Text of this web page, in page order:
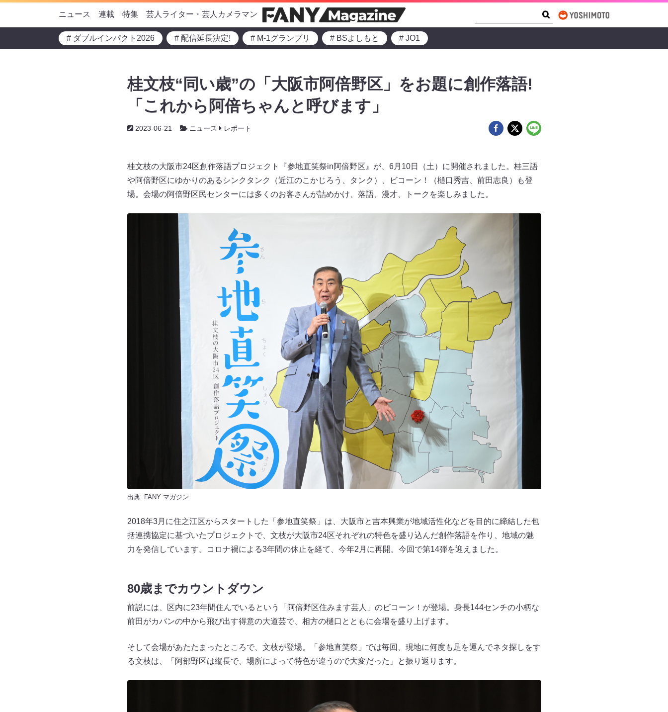
ニュース 連載 特集 芸人ライター・芸人カメラマン
# ダブルインパクト2026 # 配信延長決定! # M-1グランプリ # BSよしもと # JO1
桂文枝“同い歳”の「大阪市阿倍野区」をお題に創作落語!
「これから阿倍ちゃんと呼びます」
2023-06-21 ニュース レポート
桂文枝の大阪市24区創作落語プロジェクト『参地直笑祭in阿倍野区』が、6月10日（土）に開催されました。桂三語
や阿倍野区にゆかりのあるシンクタンク（近江のこかじろう、タンク）、ビコーン！（樋口秀吉、前田志良）も登
場。会場の阿倍野区民センターには多くのお客さんが詰めかけ、落語、漫才、トークを楽しみました。
出典: FANY マガジン
2018年3月に住之江区からスタートした「参地直笑祭」は、大阪市と吉本興業が地域活性化などを目的に締結した包
括連携協定に基づいたプロジェクトで、文枝が大阪市24区それぞれの特色を盛り込んだ創作落語を作り、地域の魅
力を発信しています。コロナ禍による3年間の休止を経て、今年2月に再開。今回で第14弾を迎えました。
80歳までカウントダウン
前説には、区内に23年間住んでいるという「阿倍野区住みます芸人」のビコーン！が登場。身長144センチの小柄な
前田がカバンの中から飛び出す得意の大道芸で、相方の樋口とともに会場を盛り上げます。
そして会場があたたまったところで、文枝が登場。「参地直笑祭」では毎回、現地に何度も足を運んでネタ探しをす
る文枝は、「阿部野区は縦長で、場所によって特色が違うので大変だった」と振り返ります。